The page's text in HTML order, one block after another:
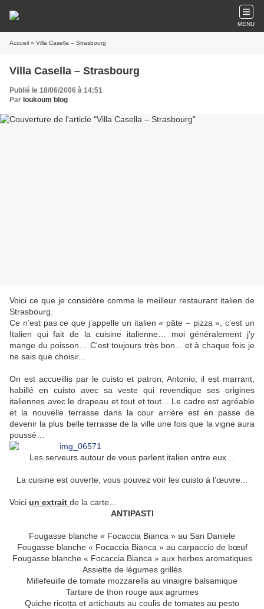
MENU
Accueil » Villa Casella – Strasbourg
Villa Casella – Strasbourg
Publié le 18/06/2006 à 14:51
Par loukoum blog
Voici ce que je considère comme le meilleur restaurant italien de
Strasbourg.
Ce n’est pas ce que j’appelle un italien « pâte – pizza », c’est un
Italien qui fait de la cuisine italienne… moi généralement j’y
mange du poisson… C'est toujours très bon... et à chaque fois je
ne sais que choisir...
On est accueillis par le cuisto et patron, Antonio, il est marrant,
habillé en cuisto avec sa veste qui revendique ses origines
italiennes avec le drapeau et tout et tout... Le cadre est agréable
et la nouvelle terrasse dans la cour arrière est en passe de
devenir la plus belle terrasse de la ville une fois que la vigne aura
poussé…
Les serveurs autour de vous parlent italien entre eux…
La cuisine est ouverte, vous pouvez voir les cuisto à l’œuvre...
Voici un extrait de la carte…
ANTIPASTI
Fougasse blanche « Focaccia Bianca » au San Daniele
Fougasse blanche « Focaccia Bianca » au carpaccio de bœuf
Fougasse blanche « Focaccia Bianca » aux herbes aromatiques
Assiette de légumes grillés
Millefeuille de tomate mozzarella au vinaigre balsamique
Tartare de thon rouge aux agrumes
Quiche ricotta et artichauts au coulis de tomates au pesto